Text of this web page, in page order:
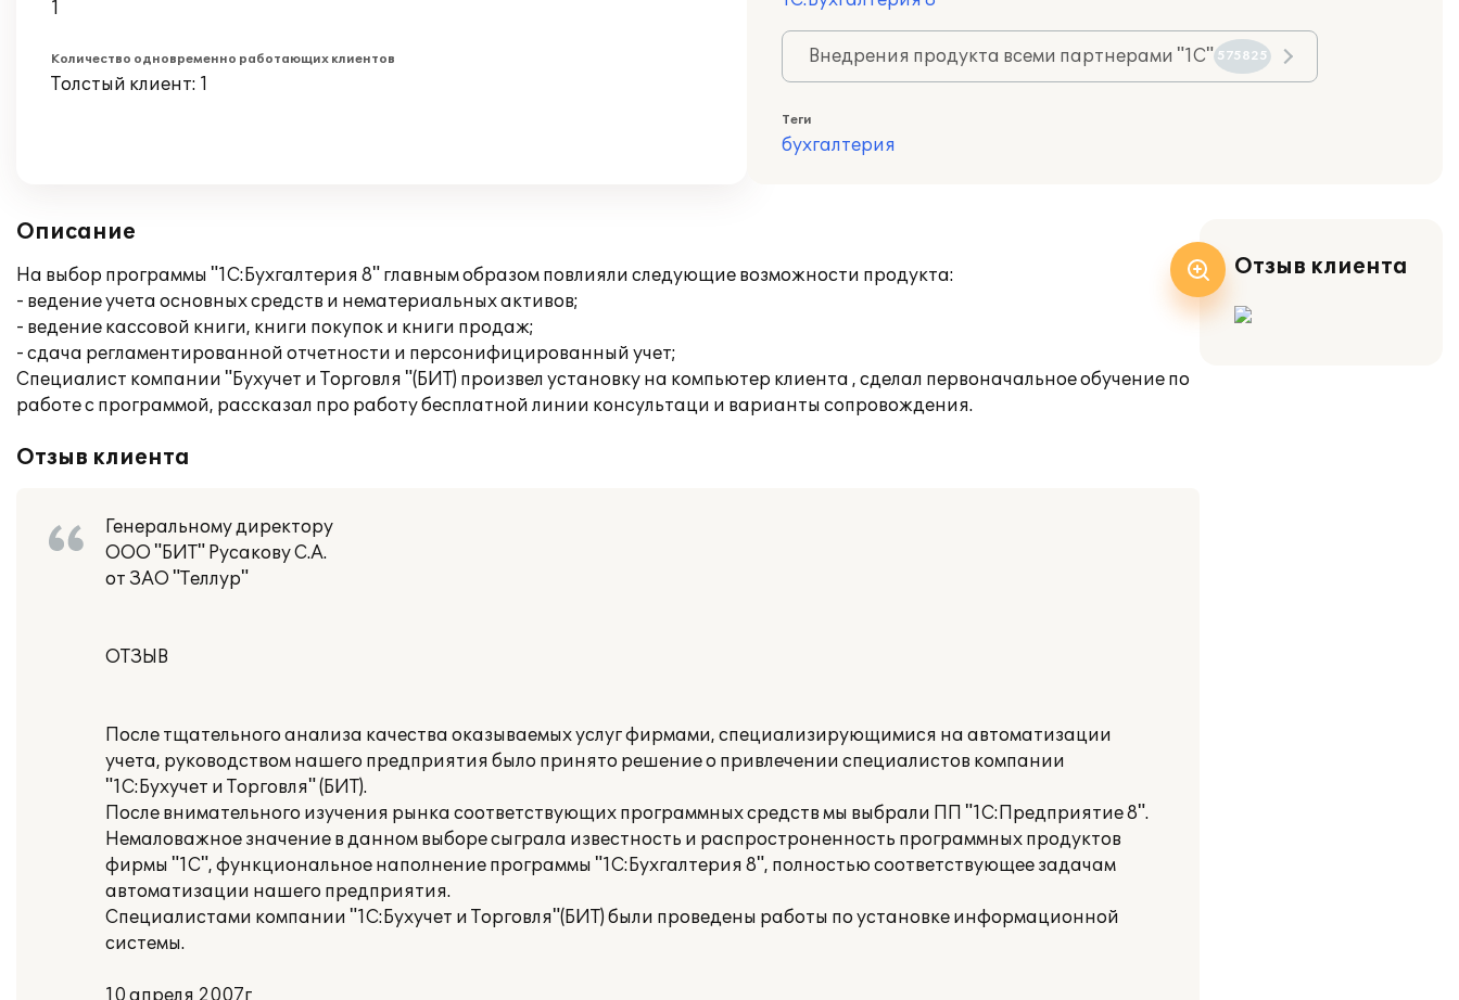
1
Количество одновременно работающих клиентов
Толстый клиент: 1
Внедрения продукта всеми партнерами "1С" 575825
Теги
бухгалтерия
Описание
На выбор программы "1С:Бухгалтерия 8" главным образом повлияли следующие возможности продукта:
- ведение учета основных средств и нематериальных активов;
- ведение кассовой книги, книги покупок и книги продаж;
- сдача регламентированной отчетности и персонифицированный учет;
Специалист компании "Бухучет и Торговля "(БИТ) произвел установку на компьютер клиента , сделал первоначальное обучение по
работе с программой, рассказал про работу бесплатной линии консультаци и варианты сопровождения.
Отзыв клиента
Генеральному директору
ООО "БИТ" Русакову С.А.
от ЗАО "Теллур"
ОТЗЫВ
После тщательного анализа качества оказываемых услуг фирмами, специализирующимися на автоматизации
учета, руководством нашего предприятия было принято решение о привлечении специалистов компании
"1С:Бухучет и Торговля" (БИТ).
После внимательного изучения рынка соответствующих программных средств мы выбрали ПП "1С:Предприятие 8".
Немаловажное значение в данном выборе сыграла известность и распростроненность программных продуктов
фирмы "1С", функциональное наполнение программы "1С:Бухгалтерия 8", полностью соответствующее задачам
автоматизации нашего предприятия.
Специалистами компании "1С:Бухучет и Торговля"(БИТ) были проведены работы по установке информационной
системы.
10 апреля 2007г
Отзыв клиента